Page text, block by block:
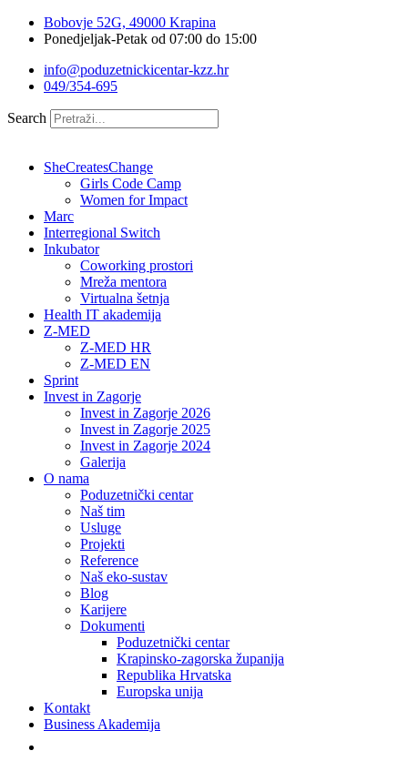
Bobovje 52G, 49000 Krapina
Ponedjeljak-Petak od 07:00 do 15:00
info@poduzetnickicentar-kzz.hr
049/354-695
Search
SheCreatesChange
Girls Code Camp
Women for Impact
Marc
Interregional Switch
Inkubator
Coworking prostori
Mreža mentora
Virtualna šetnja
Health IT akademija
Z-MED
Z-MED HR
Z-MED EN
Sprint
Invest in Zagorje
Invest in Zagorje 2026
Invest in Zagorje 2025
Invest in Zagorje 2024
Galerija
O nama
Poduzetnički centar
Naš tim
Usluge
Projekti
Reference
Naš eko-sustav
Blog
Karijere
Dokumenti
Poduzetnički centar
Krapinsko-zagorska županija
Republika Hrvatska
Europska unija
Kontakt
Business Akademija